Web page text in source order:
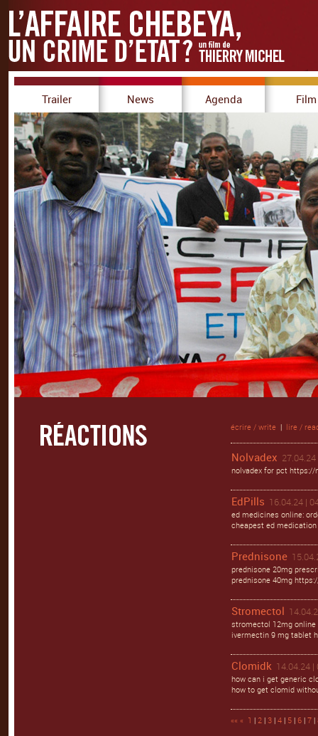
Trailer News Agenda Film
écrire / write | lire /
Nolvadex 27.04.24
nolvadex for pct
EdPills 16.04.24 |
ed medicines online:
cheapest ed
Prednisone
prednisone 20mg
prednisone 40mg
Stromectol
stromectol 12mg
ivermectin 9 mg tablet
Clomidk 14.04.24 |
how can i get generic
how to get clomid
«« « 1 | 2 | 3 | 4 | 5 | 6 | 7 |